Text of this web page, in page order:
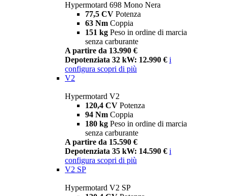
Hypermotard 698 Mono Nera
77,5 CV Potenza
63 Nm Coppia
151 kg Peso in ordine di marcia
senza carburante
A partire da 13.990 €
Depotenziata 32 kW: 12.990 € i
configura scopri di più
V2
Hypermotard V2
120,4 CV Potenza
94 Nm Coppia
180 kg Peso in ordine di marcia
senza carburante
A partire da 15.590 €
Depotenziata 35 kW: 14.590 € i
configura scopri di più
V2 SP
Hypermotard V2 SP